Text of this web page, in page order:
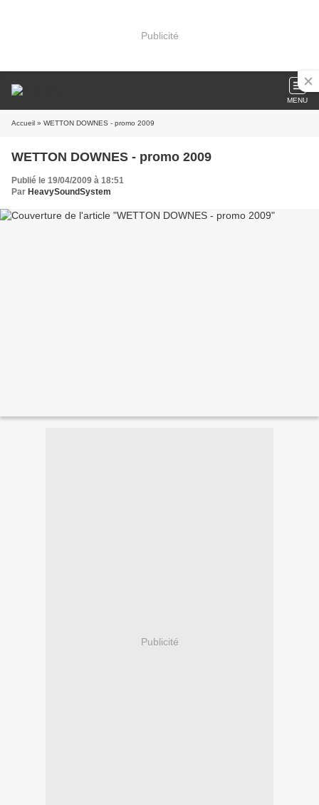
Publicité
MENU
Accueil » WETTON DOWNES - promo 2009
WETTON DOWNES - promo 2009
Publié le 19/04/2009 à 18:51
Par HeavySoundSystem
Publicité